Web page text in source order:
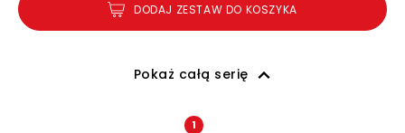
DODAJ ZESTAW DO KOSZYKA
Pokaż całą serię
1